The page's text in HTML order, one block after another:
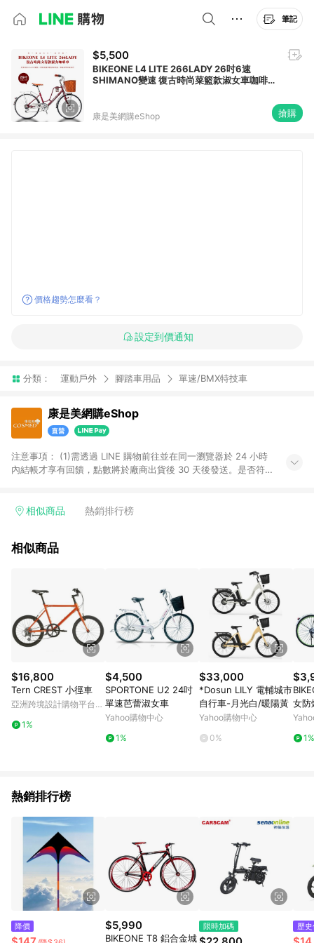
筆記
$5,500
BIKEONE L4 LITE 266LADY 26吋6速
SHIMANO變速 復古時尚菜籃款淑女車咖啡車
康是美網購eShop 搶購
價格趨勢怎麼看？
設定到價通知
分類： 運動戶外 腳踏車用品 單速/BMX特技車
康是美網購eShop
注意事項：​ (1)需透過 LINE 購物前往並在同一瀏覽器於 24 小時
內結帳才享有回饋，點數將於廠商出貨後 30 天後發送。​是否符
黃金鑽飾/精品相關/3C數位(含周邊)/家電視聽/運動戶外/母嬰用
饋%」，將於訂單成立後由「LINE購物通知」之官方帳號訊息通
依LINE購物網站訂單成立通知為準。​​ (5)LINE購物設有「單一商
品最高回饋點數」機制 (部分時段開放「回饋無上限」)，以同一
訂單中同一商品不論件數計算，請依訂單成立當下LINE購物的回
饋機制為準。
相似商品 熱銷排行榜
相似商品
$16,800
Tern CREST 小徑車
亞洲跨境設計購物平台
1%
$4,500
SPORTONE U2 24吋
單速芭蕾淑女車
Yahoo購物中心
1%
$33,000
*Dosun LILY 電輔城市
自行車-月光白/暖陽黃
Yahoo購物中心
0%
女防
單速
1%
熱銷排行榜
降價 $5,990
BIKEONE T8 鋁合金城
限時加碼 歷